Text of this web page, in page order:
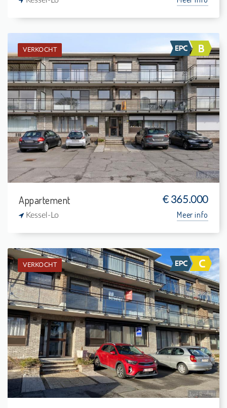
VERKOCHT
Verkocht: Appartement
2
-
1
84 m²
Appartement € 365.000
Kessel-Lo Meer info
VERKOCHT
Verkocht: Gelijkvloers app.
2
-
1
85 m²